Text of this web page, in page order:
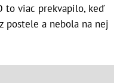
to viac prekvapilo, keď
postele a nebola na nej